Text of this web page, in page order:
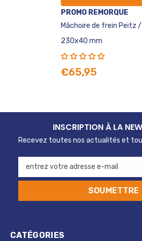
VENDEUR
:
PROMO REMORQUE
Mâchoire de frein Peitz /
230x40 mm
€65,95
INSCRIPTION À LA
Recevez toutes nos actualités et
entrez votre adresse e-mail
SOUMETTRE
CATÉGORIES